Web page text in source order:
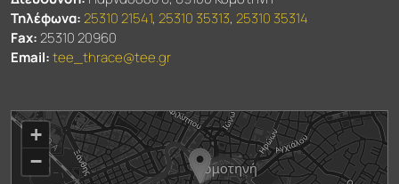
Τηλέφωνα:25310 21541,25310 35313,25310 35314
Fax:25310 20960
Email:tee_thrace@tee.gr
+
−